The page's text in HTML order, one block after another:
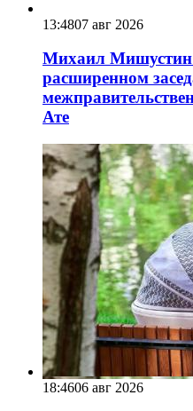
13:4807 авг 2026
Михаил Мишустин
расширенном
Ате
18:4606 авг 2026